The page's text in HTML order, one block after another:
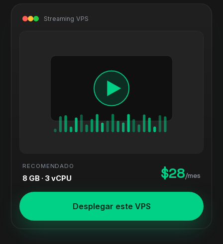
Streaming VPS
RECOMENDADO
8 GB · 3 vCPU $28/mes
Desplegar este VPS